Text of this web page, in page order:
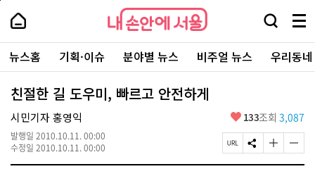
본
로
가
내
손
안
에
서
울
-
서
울
시
대
표
소
내
손
에
울
검
창
열
기
메
뉴
전
체
보
주
요
서
뉴스홈 기획·이슈 분야별 뉴스 비주얼 뉴스 우리동
친절한 길 도우미, 빠르고 안전하게
시민기자 홍영익
발행일 2010.10.11. 00:00
수정일 2010.10.11. 00:00
좋
요
133조회 3,087
페
이
S
N
글
자
글
자
페
상
단
로